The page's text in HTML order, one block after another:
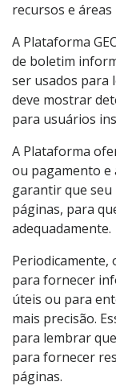
recursos e
A Plataforma
de boletim
ser usados para
deve mostrar
para usuários
A Plataforma
ou pagamento e
garantir que seu
páginas, para
adequadamente.
Periodicamente,
para fornecer
úteis ou para
mais precisão.
para lembrar
para fornecer
páginas.